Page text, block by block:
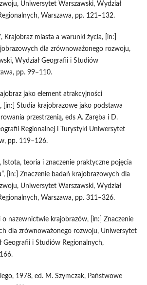
Uniwersytet Warszawski, Wydział
Warszawa, pp. 121–132.
Krajobraz miasta a warunki życia, [in:]
dla zrównoważonego rozwoju,
Wydział Geografii i Studiów
pp. 99–110.
jako element atrakcyjności
[in:] Studia krajobrazowe jako podstawa
przestrzenią, eds A. Zaręba i D.
Regionalnej i Turystyki Uniwersytet
pp. 119–126.
Istota, teoria i znaczenie praktyczne pojęcia
[in:] Znaczenie badań krajobrazowych dla
Uniwersytet Warszawski, Wydział
Warszawa, pp. 311–326.
o nazewnictwie krajobrazów, [in:] Znaczenie
dla zrównoważonego rozwoju, Uniwersytet
Geografii i Studiów Regionalnych,
1978, ed. M. Szymczak, Państwowe